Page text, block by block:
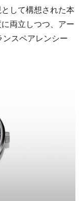
して構想された本
両立しつつ、アー
ンスペアレンシー